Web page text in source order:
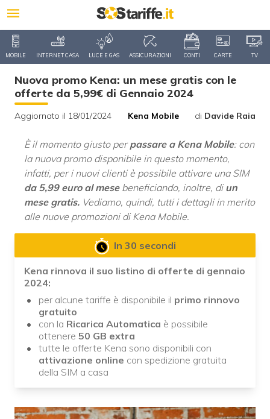
MOBILE INTERNET CASA LUCE E GAS ASSICURAZIONI CONTI CARTE TV
Nuova promo Kena: un mese gratis con le
offerte da 5,99€ di Gennaio 2024
Aggiornato il 18/01/2024 Kena Mobile di Davide Raia
È il momento giusto perpassare a Kena Mobile: con
la nuova promo disponibile in questo momento,
infatti, per i nuovi clienti è possibile attivare una SIM
da 5,99 euro al mesebeneficiando, inoltre, diun
mese gratis. Vediamo, quindi, tutti i dettagli in merito
alle nuove promozioni di Kena Mobile.
In 30 secondi
Kena rinnova il suo listino di offerte di gennaio
2024:
per alcune tariffe è disponibile il primo rinnovo
gratuito
con la Ricarica Automatica è possibile
ottenere 50 GB extra
tutte le offerte Kena sono disponibili con
attivazione online con spedizione gratuita
della SIM a casa